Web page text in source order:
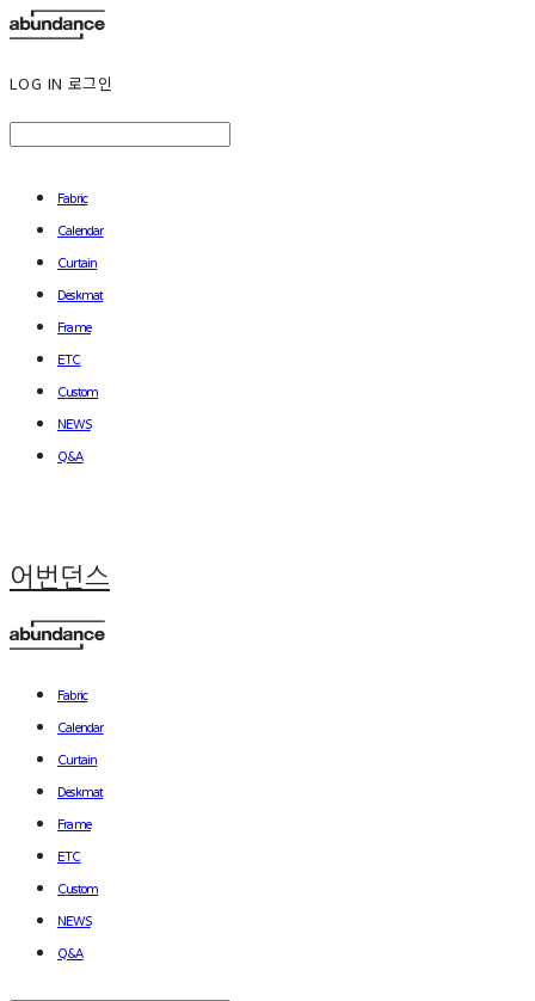
LOG IN 로그인
Fabric
Calendar
Curtain
Deskmat
Frame
ETC
Custom
NEWS
Q&A
어번던스
Fabric
Calendar
Curtain
Deskmat
Frame
ETC
Custom
NEWS
Q&A